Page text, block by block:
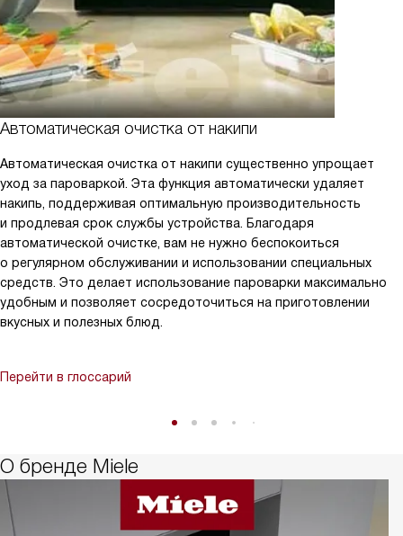
Автоматическая очистка от накипи
Автоматическая очистка от накипи существенно упрощает
уход за пароваркой. Эта функция автоматически удаляет
накипь, поддерживая оптимальную производительность
и продлевая срок службы устройства. Благодаря
автоматической очистке, вам не нужно беспокоиться
о регулярном обслуживании и использовании специальных
средств. Это делает использование пароварки максимально
удобным и позволяет сосредоточиться на приготовлении
вкусных и полезных блюд.
Перейти в глоссарий
О бренде Miele